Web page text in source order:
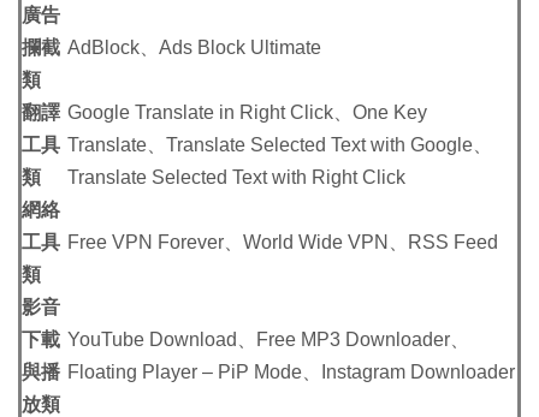
廣告
攔截
類
AdBlock、Ads Block Ultimate
翻譯
工具
類
Google Translate in Right Click、One Key
Translate、Translate Selected Text with Google、
Translate Selected Text with Right Click
網絡
工具
類
Free VPN Forever、World Wide VPN、RSS Feed
影音
下載
與播
放類
YouTube Download、Free MP3 Downloader、
Floating Player – PiP Mode、Instagram Downloader